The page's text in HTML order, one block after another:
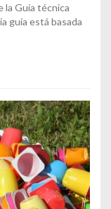
la Guía técnica
guía está basada